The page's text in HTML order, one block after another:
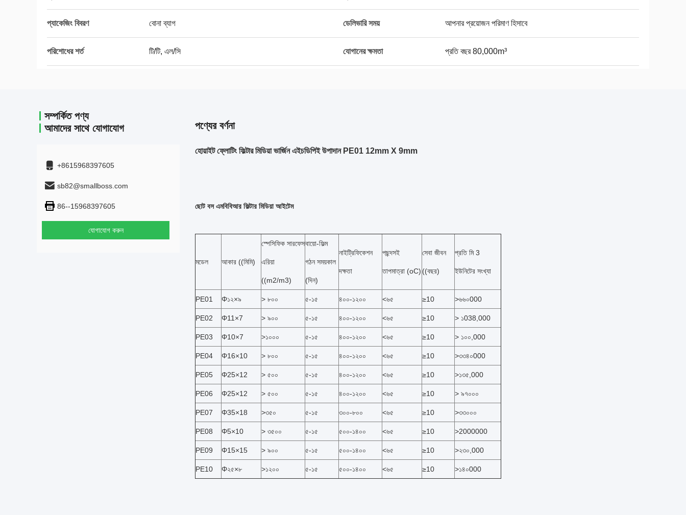
প্যাকেজিং বিবরণ বোনা ব্যাগ ডেলিভারি সময় আপনার প্রয়োজন পরিমাণ হিসাবে
পরিশোধের শর্ত টি/টি, এল/সি যোগানের ক্ষমতা প্রতি বছর 80,000m³
সম্পর্কিত পণ্য
আমাদের সাথে যোগাযোগ
+8615968397605
sb82@smallboss.com
86--15968397605
যোগাযোগ করুন
পণ্যের বর্ণনা
হোয়াইট ফ্লোটিং ফিল্টার মিডিয়া ভার্জিন এইচডিপিই উপাদান PE01 12mm X 9mm
ছোট বস এমবিবিআর ফিল্টার মিডিয়া আইটেম
মডেল আকার ((মিমি)
স্পেসিফিক সারফেস
এরিয়া
((m2/m3)
বায়ো-ফিল্ম
গঠন সময়কাল
(দিন)
নাইট্রিফিকেশন
দক্ষতা
পছন্দসই
তাপমাত্রা (oC)
সেবা জীবন
((বছর)
প্রতি মি 3
ইউনিটের সংখ্যা
PE01 Φ১২×৯ > ৮০০ ৫-১৫ ৪০০-১২০০ <৬৫ ≥10 >৬৬০000
PE02 Φ11×7 > ৯০০ ৫-১৫ ৪০০-১২০০ <৬৫ ≥10 > ১038,000
PE03 Φ10×7 >১০০০ ৫-১৫ ৪০০-১২০০ <৬৫ ≥10 > ১০০,000
PE04 Φ16×10 > ৮০০ ৫-১৫ ৪০০-১২০০ <৬৫ ≥10 >৩৩৪০000
PE05 Φ25×12 > ৫০০ ৫-১৫ ৪০০-১২০০ <৬৫ ≥10 >১৩৫,000
PE06 Φ25×12 > ৫০০ ৫-১৫ ৪০০-১২০০ <৬৫ ≥10 > ৯৭০০০
PE07 Φ35×18 >৩৫০ ৫-১৫ ৩০০-৮০০ <৬৫ ≥10 >৩৩০০০
PE08 Φ5×10 > ৩৫০০ ৫-১৫ ৫০০-১৪০০ <৬৫ ≥10 >2000000
PE09 Φ15×15 > ৯০০ ৫-১৫ ৫০০-১৪০০ <৬৫ ≥10 >২৩০,000
PE10 Φ২৫×৮ >১২০০ ৫-১৫ ৫০০-১৪০০ <৬৫ ≥10 >১৪০000